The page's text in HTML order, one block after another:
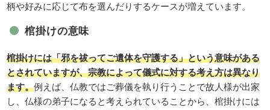
柄や好みに応じて布を選んだりするケースが増えています。
棺掛けの意味
棺掛けには「邪を祓ってご遺体を守護する」という意味がある
とされていますが、宗教によって儀式に対する考え方は異なり
ます。例えば、仏教ではご葬儀を執り行うことで故人様が出家
し、仏様の弟子になると考えられていることから、棺掛けには